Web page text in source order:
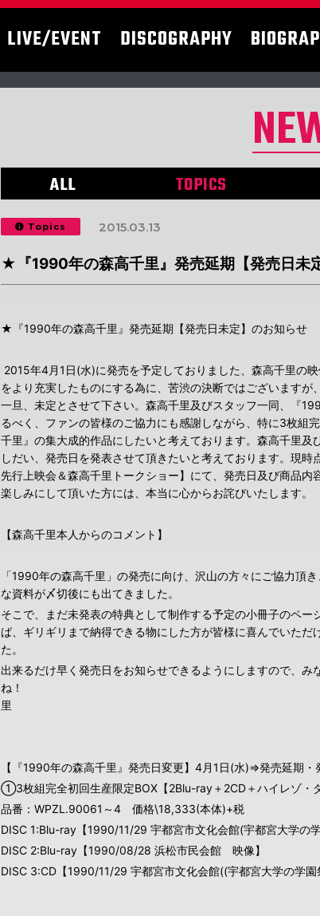
LIVE/EVENT DISCOGRAPHY
ALL TOPICS
Topics 2015.03.13
★『1990年の森高千里』発売延期【発売日未
★『1990年の森高千里』発売延期【発売日未定】のお知らせ
2015年4月1日(水)に発売を予定しておりました、森高千里の
をより充実したものにする為に、苦渋の決断ではございますが
一旦、未定とさせて下さい。森高千里及びスタッフ一同、『
るべく、ファンの皆様のご協力にも感謝しながら、特に3枚組
千里』の集大成的作品にしたいと考えております。森高千里
しだい、発売日を発表させて頂きたいと考えております。現
先行上映会＆森高千里トークショー】にて、発売日及び商品
楽しみにして頂いた方には、本当に心からお詫びいたします。
【森高千里本人からのコメント】
「1990年の森高千里」の発売に向け、沢山の方々にご協力頂
な資料が〆切後にも出てきました。
そこで、まだ未発表の特典として制作する予定の小冊子のペ
ば、ギリギリまで納得できる物にした方が皆様に喜んでいた
た。
出来るだけ早く発売日をお知らせできるようにしますので、み
ね！
里
【『1990年の森高千里』発売日変更】4月1日(水)⇒発売延期・
①3枚組完全初回生産限定BOX【2Blu-ray＋2CD＋ハイレゾ・
品番：WPZL.90061～4 価格\18,333(本体)+税
DISC 1:Blu-ray【1990/11/29 宇都宮市文化会館(宇都宮大学の学
DISC 2:Blu-ray【1990/08/28 浜松市民会館 映像】
DISC 3:CD【1990/11/29 宇都宮市文化会館((宇都宮大学の学園